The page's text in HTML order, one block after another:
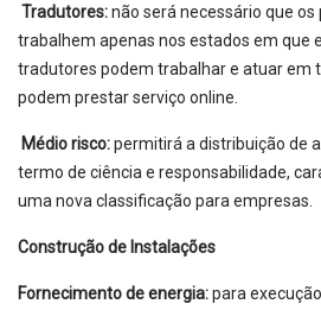
Tradutores:não será necessário que
trabalhem apenas nos estados em que
tradutores podem trabalhar e atuar em
podem prestar serviço online.
Médio risco:permitirá a distribuição de
termo de ciência e responsabilidade,
uma nova classificação para empresas.
Construção de Instalações
Fornecimento de energia:para